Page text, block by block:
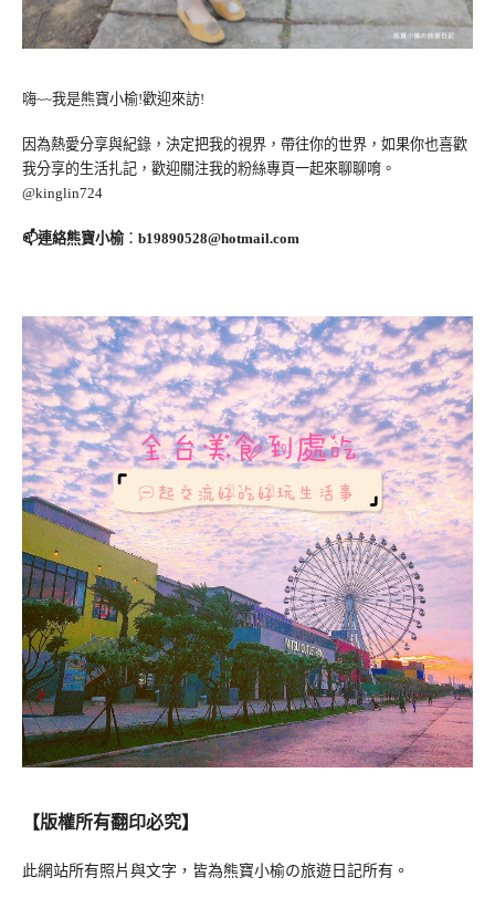
嗨~~我是熊寶小榆!歡迎來訪!
因為熱愛分享與紀錄，決定把我的視界，帶往你的世界，如果你也喜歡
我分享的生活扎記，歡迎關注我的粉絲專頁一起來聊聊唷。
@kinglin724
📫連絡熊寶小榆： b19890528@hotmail.com
【版權所有翻印必究】
此網站所有照片與文字，皆為熊寶小榆の旅遊日記所有。